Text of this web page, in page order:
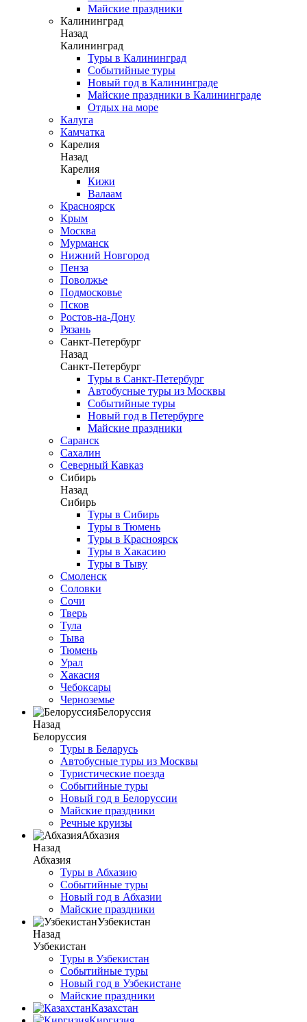
Майские праздники
Калининград
Назад
Калининград
Туры в Калининград
Событийные туры
Новый год в Калининграде
Майские праздники в Калининграде
Отдых на море
Калуга
Камчатка
Карелия
Назад
Карелия
Кижи
Валаам
Красноярск
Крым
Москва
Мурманск
Нижний Новгород
Пенза
Поволжье
Подмосковье
Псков
Ростов-на-Дону
Рязань
Санкт-Петербург
Назад
Санкт-Петербург
Туры в Санкт-Петербург
Автобусные туры из Москвы
Событийные туры
Новый год в Петербурге
Майские праздники
Саранск
Сахалин
Северный Кавказ
Сибирь
Назад
Сибирь
Туры в Сибирь
Туры в Тюмень
Туры в Красноярск
Туры в Хакасию
Туры в Тыву
Смоленск
Соловки
Сочи
Тверь
Тула
Тыва
Тюмень
Урал
Хакасия
Чебоксары
Черноземье
Белоруссия
Назад
Белоруссия
Туры в Беларусь
Автобусные туры из Москвы
Туристические поезда
Событийные туры
Новый год в Белоруссии
Майские праздники
Речные круизы
Абхазия
Назад
Абхазия
Туры в Абхазию
Событийные туры
Новый год в Абхазии
Майские праздники
Узбекистан
Назад
Узбекистан
Туры в Узбекистан
Событийные туры
Новый год в Узбекистане
Майские праздники
Казахстан